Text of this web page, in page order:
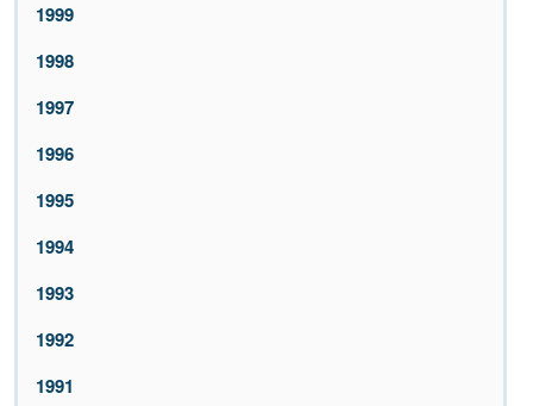
1999
1998
1997
1996
1995
1994
1993
1992
1991